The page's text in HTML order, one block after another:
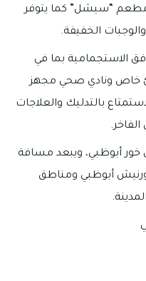
مطعم “سيشل” كما يتوفر
الخفيفة.
الاستجمامية بما في
خاص ونادي صحي مجهز
بالتدليك والعلاجات
خور أبوظبي، ويبعد مسافة
أبوظبي ومناطق